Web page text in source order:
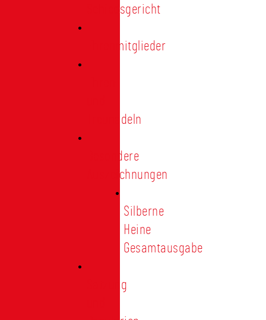
Schiedsgericht
Ehrenmitglieder
Treunadeln
Besondere
Auszeichnungen
Silberne
Heine
Gesamtausgabe
Satzung